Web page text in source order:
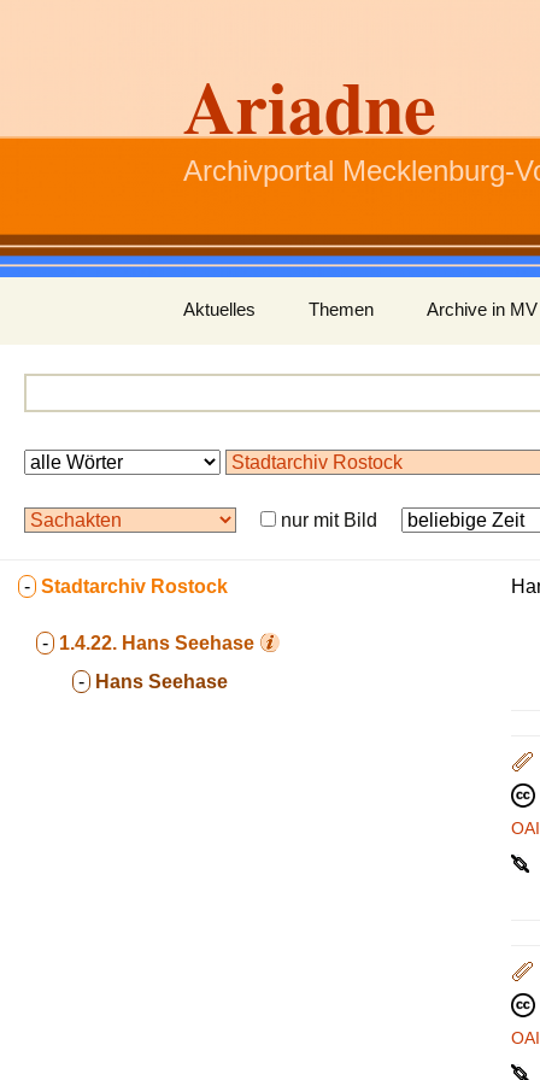
Ariadne
Archivportal Mecklenburg-
Inhalt
springen
Aktuelles Themen Archive in MV
nur mit Bild
- Stadtarchiv Rostock
- 1.4.22. Hans Seehase
- Hans Seehase